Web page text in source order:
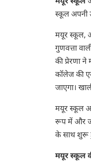
स्कूल अपनी
मयूर स्कूल,
गुणवत्ता
की प्रेरणा
कॉलेज की
जाएगा।
मयूर स्कूल
रूप में और
के साथ शुरू
मयूर स्कूल